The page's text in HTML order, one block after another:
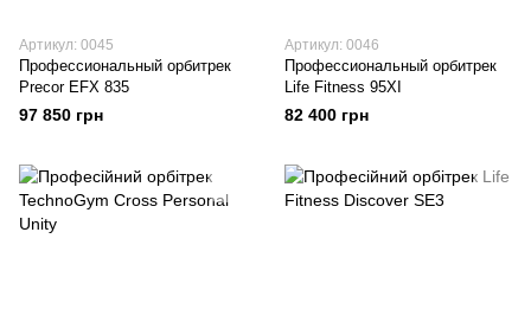
Артикул: 0045
Профессиональный орбитрек
Precor EFX 835
97 850 грн
Артикул: 0046
Профессиональный орбитрек
Life Fitness 95XI
82 400 грн